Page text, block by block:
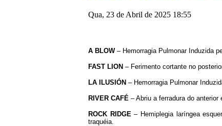
Qua, 23 de Abril de 2025 18:55
A BLOW– Hemorragia Pulmonar Induzida
FAST LION – Ferimento cortante no
LA ILUSIÓN – Hemorragia Pulmonar
RIVER CAFÉ – Abriu a ferradura do anterior
ROCK RIDGE – Hemiplegia laríngea
traquéia.